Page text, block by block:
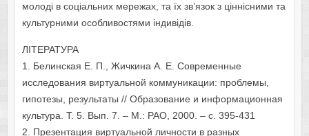
молоді в соціальних мережах, та їх зв’язок з ціннісними та
культурними особливостями індивідів.
ЛІТЕРАТУРА
1. Белинская Е. П., Жичкина А. Е. Современные
исследования виртуальной коммуникации: проблемы,
гипотезы, результаты // Образование и информационная
культура. Т. 5. Вып. 7. – М.: РАО, 2000. – с. 395-431
2. Презентация виртуальной личности в разных